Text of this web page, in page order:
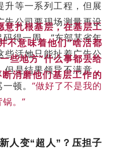
升等一系列工程，但展
告公司要现场测量再设
得一周。”东部某省年
些活她只能扯着广告公
但是结果领导不满意，
顿。 “做好了不是我的
。”
意扎根基层，在基层工
不意味着他们“啥活都
些地方“什么事都丢给
消磨他们基层工作的
人变“超人”？压担子